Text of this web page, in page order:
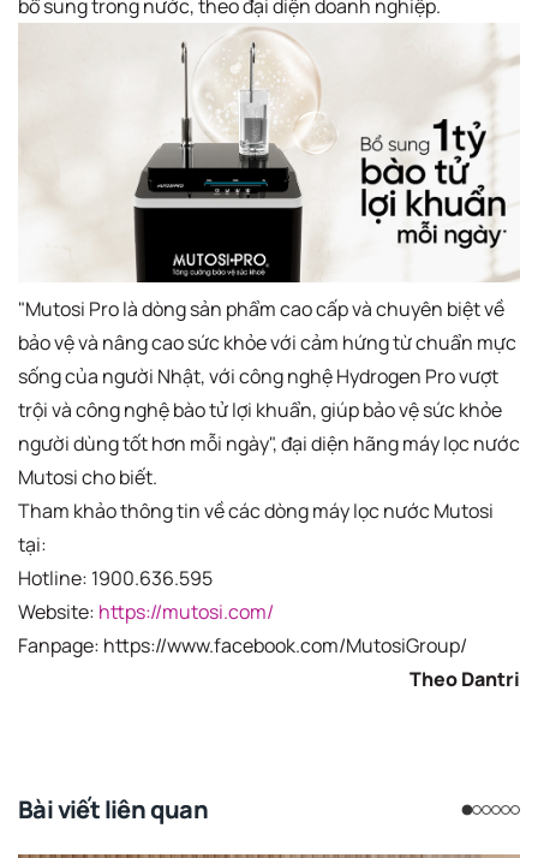
bổ sung trong nước, theo đại diện doanh nghiệp.
"Mutosi Pro là dòng sản phẩm cao cấp và chuyên biệt về
bảo vệ và nâng cao sức khỏe với cảm hứng từ chuẩn mực
sống của người Nhật, với công nghệ Hydrogen Pro vượt
trội và công nghệ bào tử lợi khuẩn, giúp bảo vệ sức khỏe
người dùng tốt hơn mỗi ngày", đại diện hãng máy lọc nước
Mutosi cho biết.
Tham khảo thông tin về các dòng máy lọc nước Mutosi
tại:
Hotline: 1900.636.595
Website: https://mutosi.com/
Fanpage: https://www.facebook.com/MutosiGroup/
Theo Dantri
Bài viết liên quan